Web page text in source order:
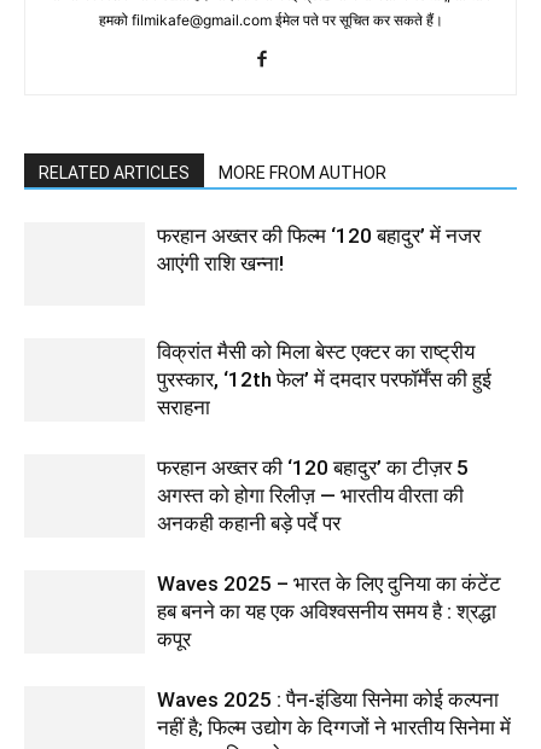
हमको filmikafe@gmail.com ईमेल पते पर सूचित कर सकते हैं।
RELATED ARTICLES MORE FROM AUTHOR
फरहान अख्तर की फिल्म ‘120 बहादुर’ में नजर
आएंगी राशि खन्ना!
विक्रांत मैसी को मिला बेस्ट एक्टर का राष्ट्रीय
पुरस्कार, ‘12th फेल’ में दमदार परफॉर्मेंस की हुई
सराहना
फरहान अख्तर की ‘120 बहादुर’ का टीज़र 5
अगस्त को होगा रिलीज़ — भारतीय वीरता की
अनकही कहानी बड़े पर्दे पर
Waves 2025 – भारत के लिए दुनिया का कंटेंट
हब बनने का यह एक अविश्वसनीय समय है : श्रद्धा
कपूर
Waves 2025 : पैन-इंडिया सिनेमा कोई कल्पना
नहीं है; फिल्म उद्योग के दिग्गजों ने भारतीय सिनेमा में